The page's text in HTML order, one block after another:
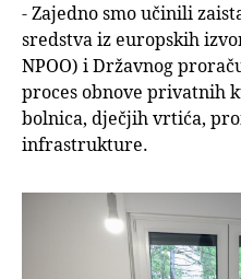
- Zajedno smo učinili
sredstva iz europskih
NPOO) i Državnog
proces obnove privatnih
bolnica, dječjih vrtića,
infrastrukture.